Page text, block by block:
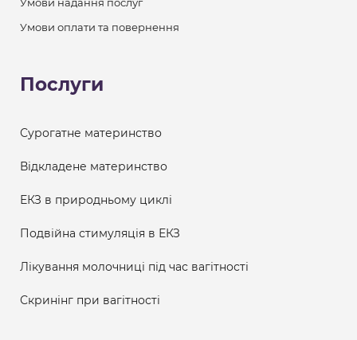
Умови надання послуг
Умови оплати та повернення
Послуги
Сурогатне материнство
Відкладене материнство
ЕКЗ в природньому циклі
Подвійна стимуляція в ЕКЗ
Лікування молочниці під час вагітності
Скринінг при вагітності